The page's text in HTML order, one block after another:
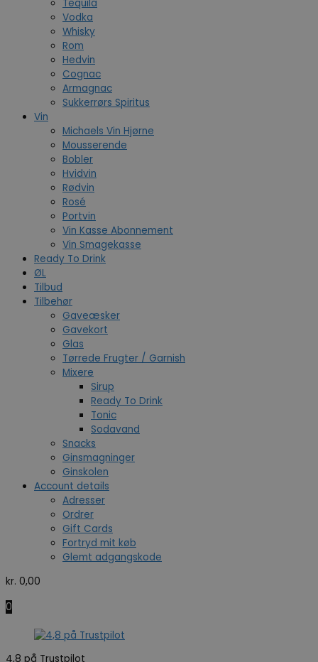
Tequila
Vodka
Whisky
Rom
Hedvin
Cognac
Armagnac
Sukkerrørs Spiritus
Vin
Michaels Vin Hjørne
Mousserende
Bobler
Hvidvin
Rødvin
Rosé
Portvin
Vin Kasse Abonnement
Vin Smagekasse
Ready To Drink
ØL
Tilbud
Tilbehør
Gaveæsker
Gavekort
Glas
Tørrede Frugter / Garnish
Mixere
Sirup
Ready To Drink
Tonic
Sodavand
Snacks
Ginsmagninger
Ginskolen
Account details
Adresser
Ordrer
Gift Cards
Fortryd mit køb
Glemt adgangskode
kr. 0,00
0
4,8 på Trustpilot